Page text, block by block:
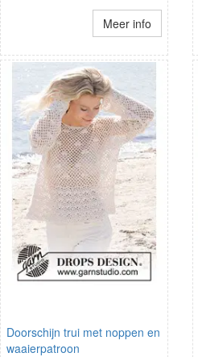
Meer info
Doorschijn trui met noppen en
waaierpatroon